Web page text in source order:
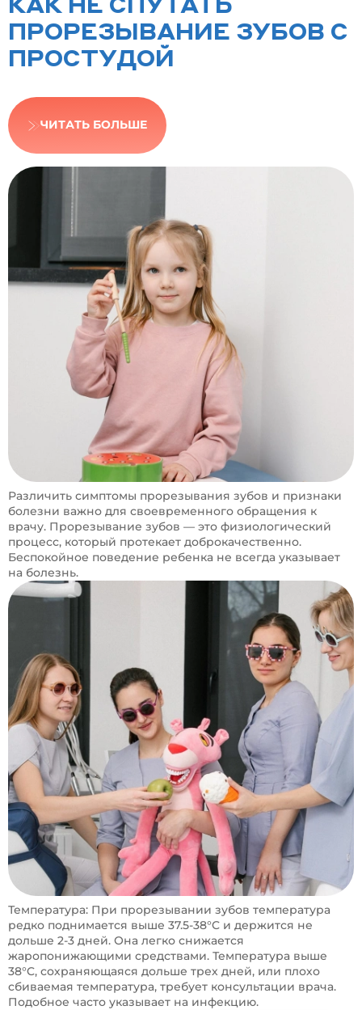
ПРОРЕЗЫВАНИЕ ЗУБОВ С
ПРОСТУДОЙ
ЧИТАТЬ БОЛЬШЕ
Различить симптомы прорезывания зубов и признаки
болезни важно для своевременного обращения к
врачу. Прорезывание зубов — это физиологический
процесс, который протекает доброкачественно.
Беспокойное поведение ребенка не всегда указывает
на болезнь.
Температура: При прорезывании зубов температура
редко поднимается выше 37.5-38°C и держится не
дольше 2-3 дней. Она легко снижается
жаропонижающими средствами. Температура выше
38°C, сохраняющаяся дольше трех дней, или плохо
сбиваемая температура, требует консультации врача.
Подобное часто указывает на инфекцию.